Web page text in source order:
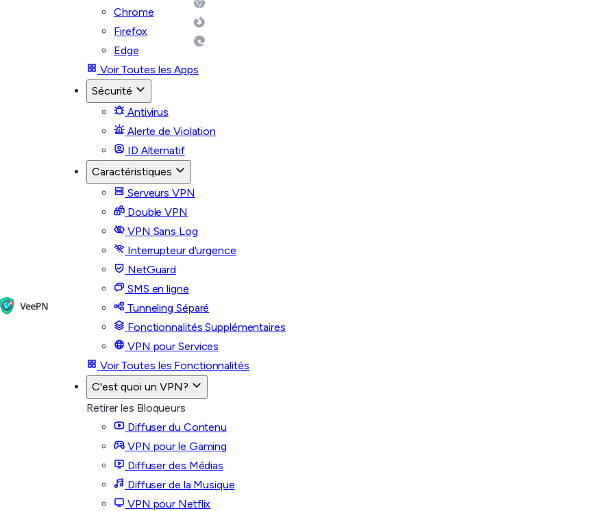
Chrome
Firefox
Edge
Voir Toutes les Apps
Sécurité
Antivirus
Alerte de Violation
ID Alternatif
Caractéristiques
Serveurs VPN
Double VPN
VPN Sans Log
Interrupteur d'urgence
NetGuard
SMS en ligne
Tunneling Séparé
Fonctionnalités Supplémentaires
VPN pour Services
Voir Toutes les Fonctionnalités
C'est quoi un VPN?
Retirer les Bloqueurs
Diffuser du Contenu
VPN pour le Gaming
Diffuser des Médias
Diffuser de la Musique
VPN pour Netflix